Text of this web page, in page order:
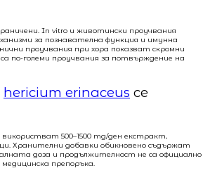
In vitro и животински проучвания
за познавателна функция и имунна
проучвания при хора показват скромни
по-големи проучвания за потвърждение на
hericium erinaceus се
500–1500 mg/ден екстракт,
Хранителни добавки обикновено съдържат
доза и продължителност не са официално
препоръка.